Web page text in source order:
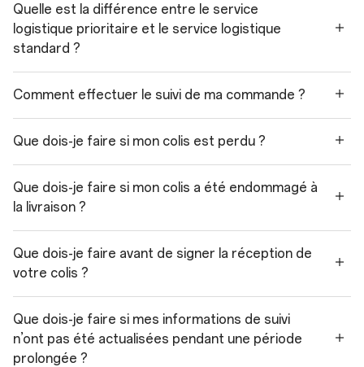
Quelle est la différence entre le service
logistique prioritaire et le service logistique
standard ?
Comment effectuer le suivi de ma commande ?
Que dois-je faire si mon colis est perdu ?
Que dois-je faire si mon colis a été endommagé à
la livraison ?
Que dois-je faire avant de signer la réception de
votre colis ?
Que dois-je faire si mes informations de suivi
n’ont pas été actualisées pendant une période
prolongée ?